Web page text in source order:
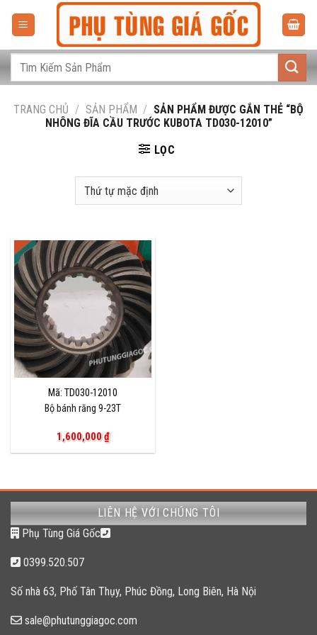
dungTìm
TRANG CHỦ / SẢN PHẨM / SẢN PHẨM ĐƯỢC GẮN THẺ “BỘ
NHÔNG ĐĨA CẦU TRƯỚC KUBOTA TD030-12010”
LỌC
Mã: TD030-12010
Bộ bánh răng 9-23T
1,600,000₫
LIÊN HỆ VỚI CHÚNG TÔI
Phụ Tùng Giá Gốc
0399.520.507
Số nhà 63, Phố Tân Thụy, Phúc Đồng, Long Biên, Hà Nội
sale@phutunggiagoc.com